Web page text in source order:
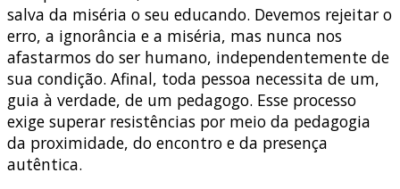
salva da miséria o seu educando. Devemos rejeitar o
erro, a ignorância e a miséria, mas nunca nos
afastarmos do ser humano, independentemente de
sua condição. Afinal, toda pessoa necessita de um,
guia à verdade, de um pedagogo. Esse processo
exige superar resistências por meio da pedagogia
da proximidade, do encontro e da presença
autêntica.